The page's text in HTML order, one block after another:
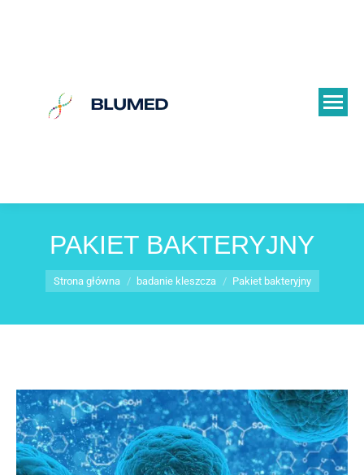
PAKIET BAKTERYJNY
Jesteś tutaj:
Strona główna badanie kleszcza Pakiet bakteryjny